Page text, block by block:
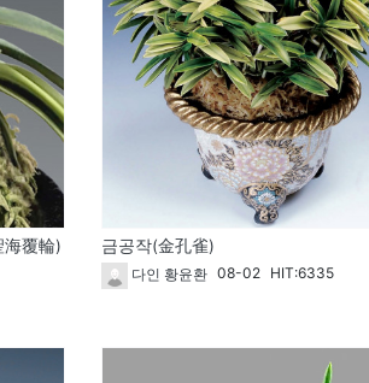
覆輪) 금공작(金孔雀)
다인 황윤환 08-02 HIT:6335